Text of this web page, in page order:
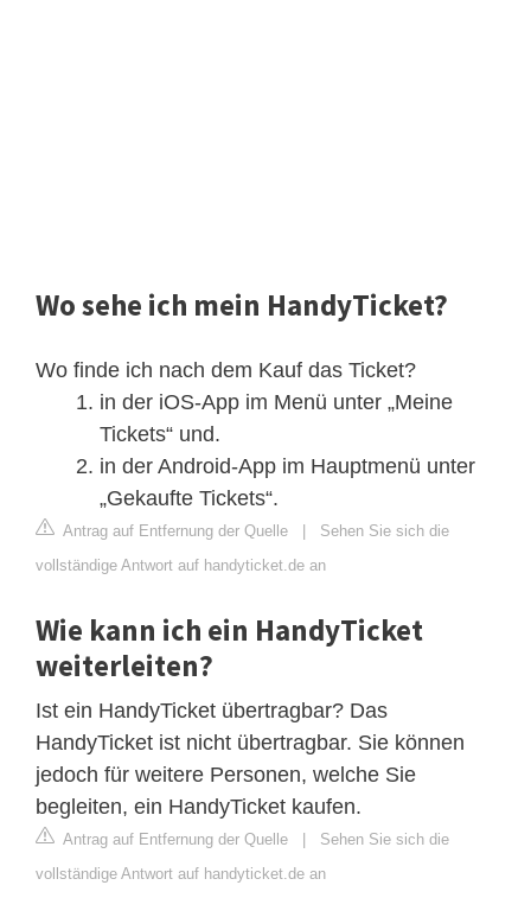
Wo sehe ich mein HandyTicket?
Wo finde ich nach dem Kauf das Ticket?
in der iOS-App im Menü unter „Meine
Tickets“ und.
in der Android-App im Hauptmenü unter
„Gekaufte Tickets“.
Antrag auf Entfernung der Quelle | Sehen Sie sich die
vollständige Antwort auf handyticket.de an
Wie kann ich ein HandyTicket
weiterleiten?
Ist ein HandyTicket übertragbar? Das
HandyTicket ist nicht übertragbar. Sie können
jedoch für weitere Personen, welche Sie
begleiten, ein HandyTicket kaufen.
Antrag auf Entfernung der Quelle | Sehen Sie sich die
vollständige Antwort auf handyticket.de an